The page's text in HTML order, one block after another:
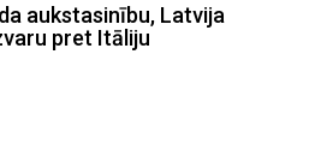
aukstasinību, Latvija
pret Itāliju